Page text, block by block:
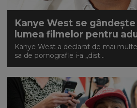
Kanye West se
lumea filmelor pentru
Kanye West a declarat de mai
sa de pornografie i-a „dist...